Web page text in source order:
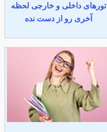
تورهای داخلی و خارجی لحظه
آخری رو از دست نده